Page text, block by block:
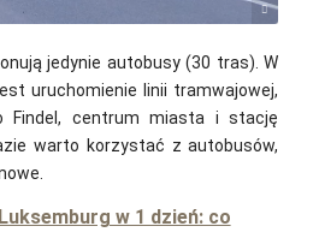
/ Wikimedia Commons / CC-BY-SA-3.0
jedynie autobusy (30 tras). W
uruchomienie linii tramwajowej,
Findel, centrum miasta i stację
warto korzystać z autobusów,
Luksemburg w 1 dzień: co